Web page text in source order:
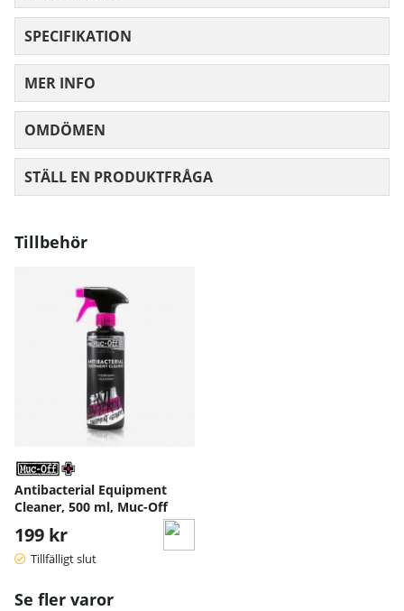
SPECIFIKATION
MER INFO
OMDÖMEN
STÄLL EN PRODUKTFRÅGA
Tillbehör
Antibacterial Equipment
Cleaner, 500 ml, Muc-Off
199 kr
Tillfälligt slut
Se fler varor